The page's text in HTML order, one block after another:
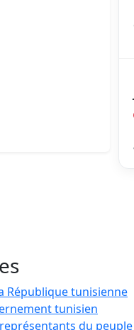
République tunisienne
tunisien
du peuple